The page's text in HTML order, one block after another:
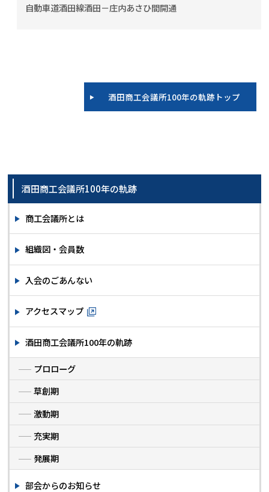
自動車道酒田線酒田－庄内あさひ間開通
酒田商工会議所100年の軌跡トップ
酒田商工会議所100年の軌跡
商工会議所とは
組織図・会員数
入会のごあんない
アクセスマップ
酒田商工会議所100年の軌跡
プロローグ
草創期
激動期
充実期
発展期
部会からのお知らせ